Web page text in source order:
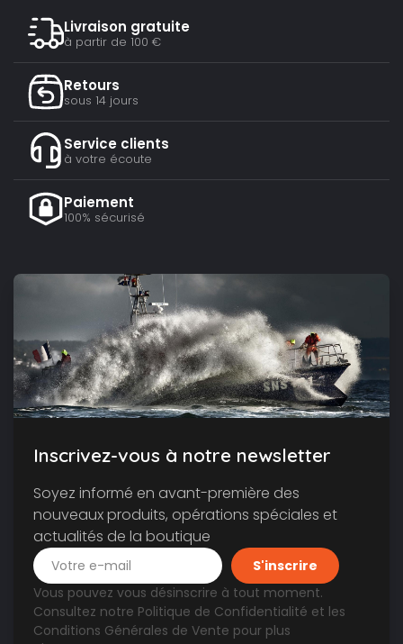
Livraison gratuite
à partir de 100 €
Retours
sous 14 jours
Service clients
à votre écoute
Paiement
100% sécurisé
Inscrivez-vous à notre newsletter
Soyez informé en avant-première des
nouveaux produits, opérations spéciales et
actualités de la boutique
Vous pouvez vous désinscrire à tout moment.
Consultez notre Politique de Confidentialité et les
Conditions Générales de Vente pour plus